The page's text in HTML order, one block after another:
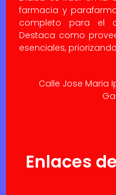
farmacia y
completo para el
Destaca como
esenciales,
Calle Jose Maria
Enlaces